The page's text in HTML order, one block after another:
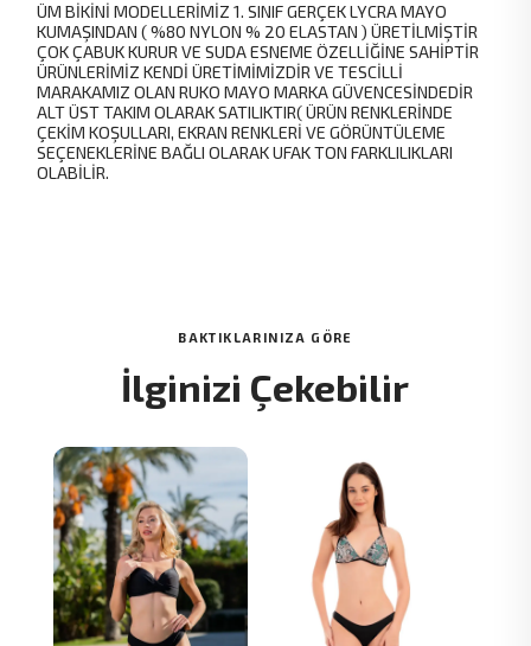
ÜM BİKİNİ MODELLERİMİZ 1. SINIF GERÇEK LYCRA MAYO
KUMAŞINDAN ( %80 NYLON % 20 ELASTAN ) ÜRETİLMİŞTİR
ÇOK ÇABUK KURUR VE SUDA ESNEME ÖZELLİĞİNE SAHİPTİR
ÜRÜNLERİMİZ KENDİ ÜRETİMİMİZDİR VE TESCİLLİ
MARAKAMIZ OLAN RUKO MAYO MARKA GÜVENCESİNDEDİR
ALT ÜST TAKIM OLARAK SATILIKTIR( ÜRÜN RENKLERİNDE
ÇEKİM KOŞULLARI, EKRAN RENKLERİ VE GÖRÜNTÜLEME
SEÇENEKLERİNE BAĞLI OLARAK UFAK TON FARKLILIKLARI
OLABİLİR.
BAKTIKLARINIZA GÖRE
İlginizi Çekebilir